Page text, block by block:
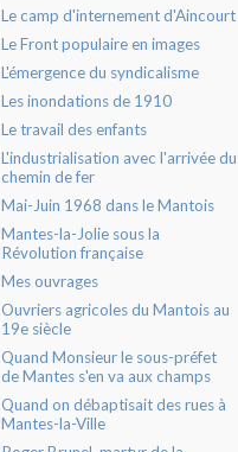
Le camp d'internement d'Aincourt
Le Front populaire en images
L'émergence du syndicalisme
Les inondations de 1910
Le travail des enfants
L'industrialisation avec l'arrivée du
chemin de fer
Mai-Juin 1968 dans le Mantois
Mantes-la-Jolie sous la
Révolution française
Mes ouvrages
Ouvriers agricoles du Mantois au
19e siècle
Quand Monsieur le sous-préfet
de Mantes s'en va aux champs
Quand on débaptisait des rues à
Mantes-la-Ville